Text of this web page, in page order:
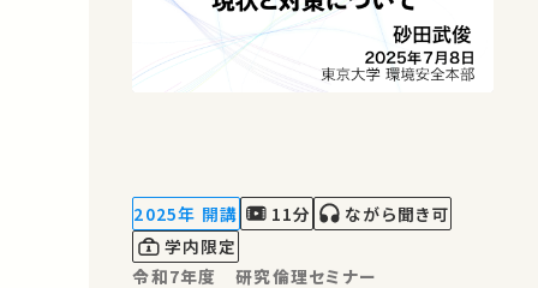
2025年 開講 11分
ながら聞き可
学内限定
令和7年度 研究倫理セミナー